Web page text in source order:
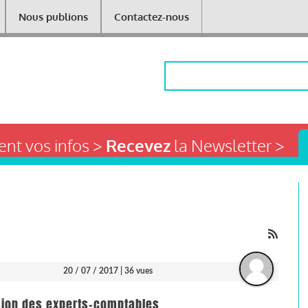
Nous publions Contactez-nous
vos infos > Recevezla Newsletter >
20 / 07 / 2017 | 36 vues